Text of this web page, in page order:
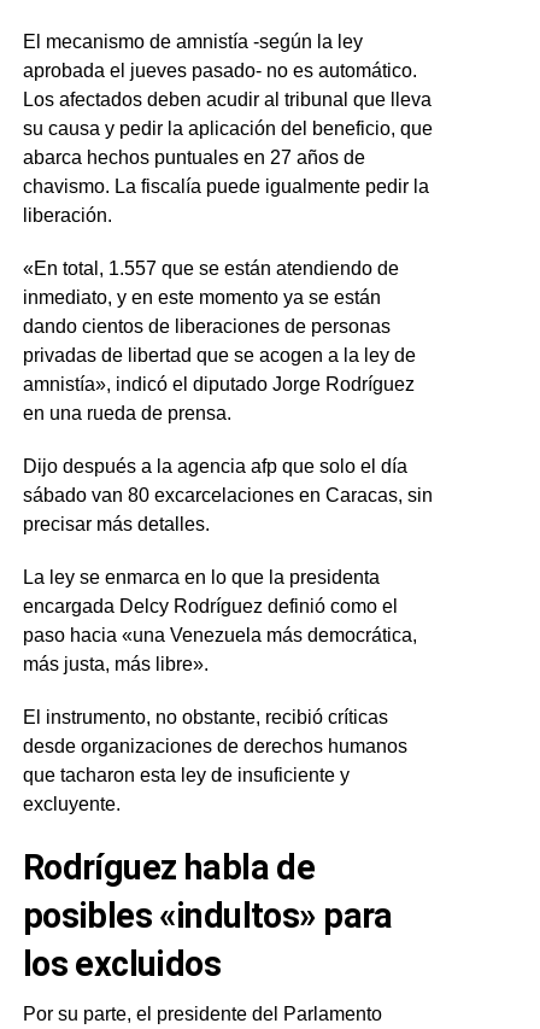
El mecanismo de amnistía -según la ley
aprobada el jueves pasado- no es automático.
Los afectados deben acudir al tribunal que lleva
su causa y pedir la aplicación del beneficio, que
abarca hechos puntuales en 27 años de
chavismo. La fiscalía puede igualmente pedir la
liberación.
«En total, 1.557 que se están atendiendo de
inmediato, y en este momento ya se están
dando cientos de liberaciones de personas
privadas de libertad que se acogen a la ley de
amnistía», indicó el diputado Jorge Rodríguez
en una rueda de prensa.
Dijo después a la agencia afp que solo el día
sábado van 80 excarcelaciones en Caracas, sin
precisar más detalles.
La ley se enmarca en lo que la presidenta
encargada Delcy Rodríguez definió como el
paso hacia «una Venezuela más democrática,
más justa, más libre».
El instrumento, no obstante, recibió críticas
desde organizaciones de derechos humanos
que tacharon esta ley de insuficiente y
excluyente.
Rodríguez habla de
posibles «indultos» para
los excluidos
Por su parte, el presidente del Parlamento